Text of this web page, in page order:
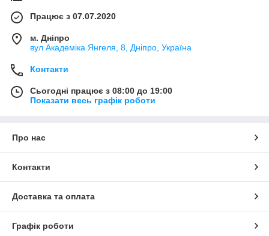
Працює з 07.07.2020
м. Дніпро
вул Академіка Янгеля, 8, Дніпро, Україна
Контакти
Сьогодні працює з 08:00 до 19:00
Показати весь графік роботи
Про нас
Контакти
Доставка та оплата
Графік роботи